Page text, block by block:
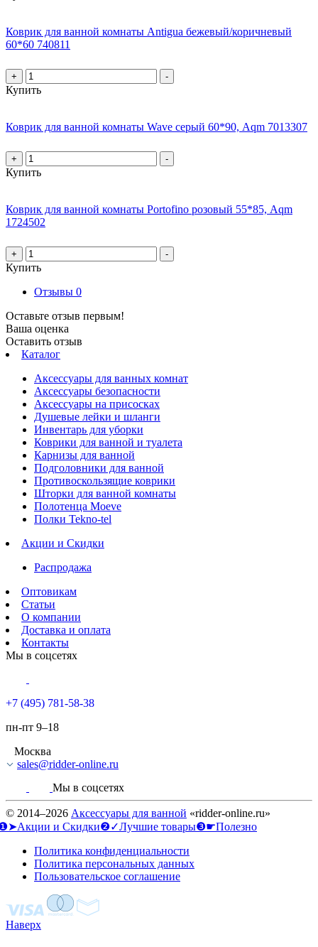
Коврик для ванной комнаты Antigua бежевый/коричневый
60*60 740811
+ -
Купить
Коврик для ванной комнаты Wave серый 60*90, Aqm 7013307
+ -
Купить
Коврик для ванной комнаты Portofino розовый 55*85, Aqm
1724502
+ -
Купить
Отзывы 0
Оставьте отзыв первым!
Ваша оценка
Оставить отзыв
Каталог
Аксессуары для ванных комнат
Аксессуары безопасности
Аксессуары на присосках
Душевые лейки и шланги
Инвентарь для уборки
Коврики для ванной и туалета
Карнизы для ванной
Подголовники для ванной
Противоскользящие коврики
Шторки для ванной комнаты
Полотенца Moeve
Полки Tekno-tel
Акции и Скидки
Распродажа
Оптовикам
Статьи
О компании
Доставка и оплата
Контакты
Мы в соцсетях
+7 (495) 781-58-38
пн-пт 9–18
Москва
sales@ridder-online.ru
Мы в соцсетях
© 2014–2026 Аксессуары для ванной «ridder-online.ru»
и Скидки❷✓Лучшие товары❸☛Полезно
Политика конфиденциальности
Политика персональных данных
Пользовательское соглашение
Наверх